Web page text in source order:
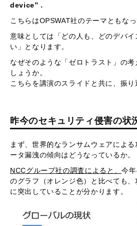
device” .
こちらはOPSWAT社のテーマともな
意味としては「どの人も、どのデバ
い」となります。
なぜそのような「ゼロトラスト」の
しょうか。
こちらを講演のスライドと共に、振り
昨今のセキュリティ侵害の状
まず、世界的なランサムウェアによ
ータ漏洩の傾向はどうなっているか。
NCCグループ社の調査によると、今
のグラフ（オレンジ色）と比べても
に突出していることが分かります。